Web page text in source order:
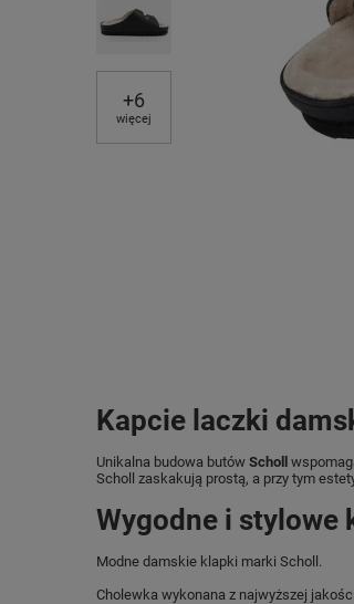
+6
więcej
Kapcie laczki
Unikalna budowa butów Scholl
Scholl zaskakują prostą, a przy tym
Wygodne i stylowe
Modne damskie klapki marki Scholl.
Cholewka wykonana z najwyższej